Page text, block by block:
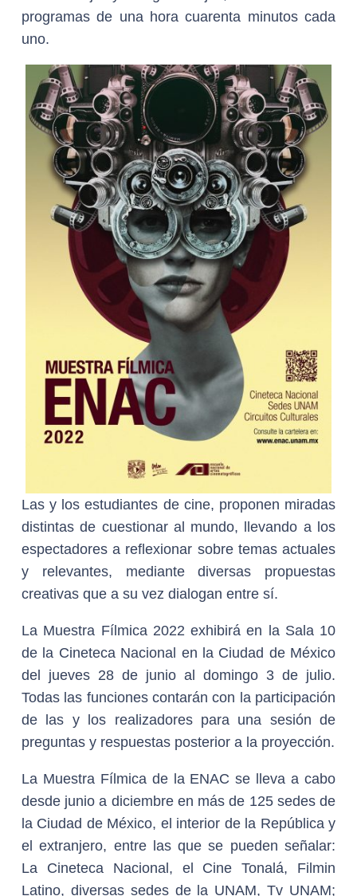
programas de una hora cuarenta minutos cada
uno.
Las y los estudiantes de cine, proponen miradas
distintas de cuestionar al mundo, llevando a los
espectadores a reflexionar sobre temas actuales
y relevantes, mediante diversas propuestas
creativas que a su vez dialogan entre sí.
La Muestra Fílmica 2022 exhibirá en la Sala 10
de la Cineteca Nacional en la Ciudad de México
del jueves 28 de junio al domingo 3 de julio.
Todas las funciones contarán con la participación
de las y los realizadores para una sesión de
preguntas y respuestas posterior a la proyección.
La Muestra Fílmica de la ENAC se lleva a cabo
desde junio a diciembre en más de 125 sedes de
la Ciudad de México, el interior de la República y
el extranjero, entre las que se pueden señalar:
La Cineteca Nacional, el Cine Tonalá, Filmin
Latino, diversas sedes de la UNAM, Tv UNAM;